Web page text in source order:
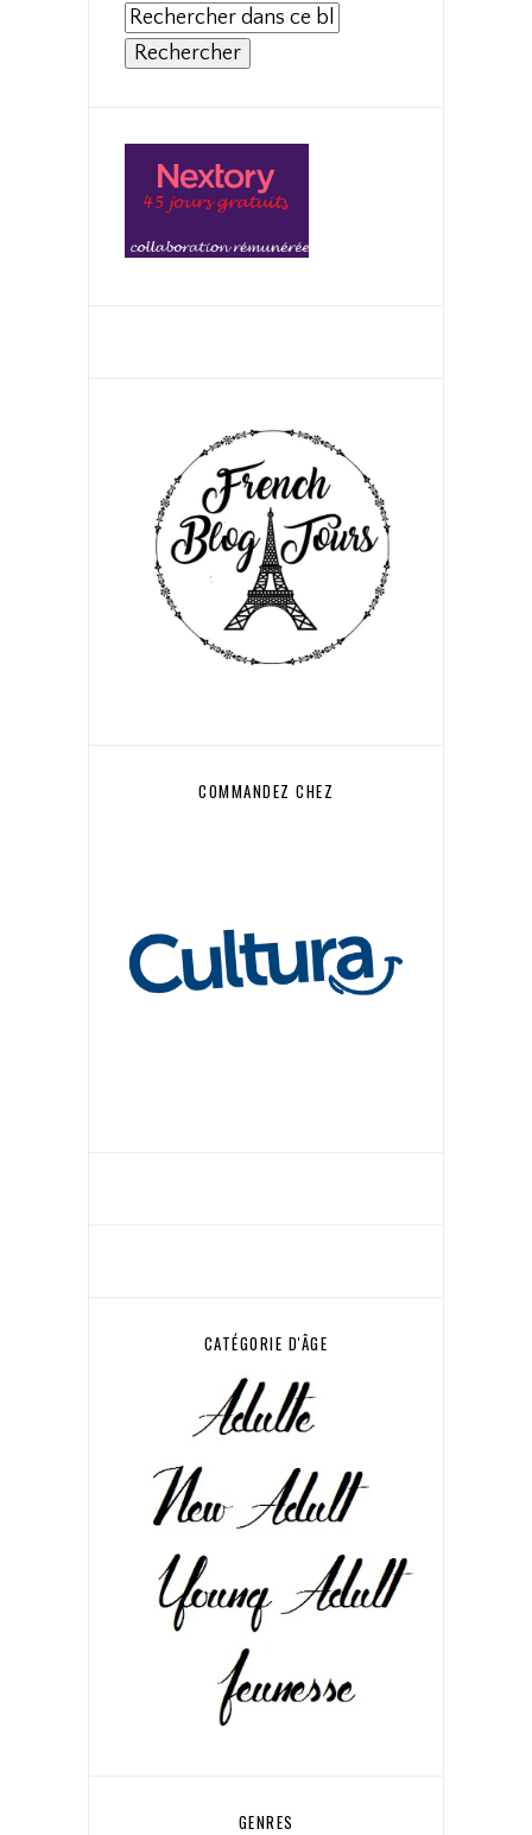
COMMANDEZ CHEZ
CATÉGORIE D'ÂGE
GENRES